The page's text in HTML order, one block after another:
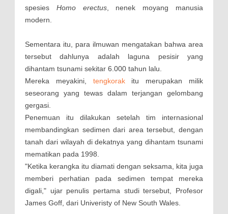
spesies Homo erectus, nenek moyang manusia
modern.
Sementara itu, para ilmuwan mengatakan bahwa area
tersebut dahlunya adalah laguna pesisir yang
dihantam tsunami sekitar 6.000 tahun lalu.
Mereka meyakini, tengkorakitu merupakan milik
seseorang yang tewas dalam terjangan gelombang
gergasi.
Penemuan itu dilakukan setelah tim internasional
membandingkan sedimen dari area tersebut, dengan
tanah dari wilayah di dekatnya yang dihantam tsunami
mematikan pada 1998.
"Ketika kerangka itu diamati dengan seksama, kita juga
memberi perhatian pada sedimen tempat mereka
digali," ujar penulis pertama studi tersebut, Profesor
James Goff, dari Univeristy of New South Wales.